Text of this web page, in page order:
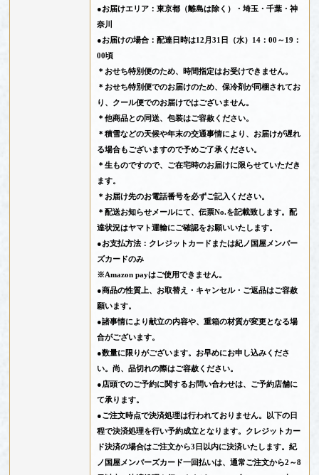
●お届けエリア：東京都（離島は除く）・埼玉・千葉・神
奈川
●お届けの場合：配達日時は12月31日（水）14：00～19：
00頃
＊おせち特別便のため、時間指定はお受けできません。
＊おせち特別便でのお届けのため、保冷剤が同梱されてお
り、クール便でのお届けではございません。
＊他商品との同送、包装はご容赦ください。
＊積雪などの天候や年末の交通事情により、お届けが遅れ
る場合もございますので予めご了承ください。
＊生ものですので、ご在宅時のお届けに限らせていただき
ます。
＊お届け先のお電話番号を必ずご記入ください。
＊配送お知らせメールにて、伝票No.を記載致します。配
達状況はヤマト運輸にご確認をお願いいたします。
●お支払方法：クレジットカードまたは紀ノ国屋メンバー
ズカードのみ
※Amazon payはご使用できません。
●商品の性質上、お取替え・キャンセル・ご返品はご容赦
願います。
●諸事情により献立の内容や、重箱の材質が変更となる場
合がございます。
●数量に限りがございます。お早めにお申し込みくださ
い。尚、品切れの際はご容赦ください。
●店頭でのご予約に関するお問い合わせは、ご予約店舗に
て承ります。
●ご注文時点で決済処理は行われておりません。以下の日
程で決済処理を行い予約成立となります。クレジットカー
ド決済の場合はご注文から3日以内に決済いたします。紀
ノ国屋メンバーズカード一回払いは、通常ご注文から2～8